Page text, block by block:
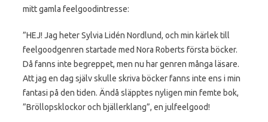
mitt gamla feelgoodintresse:
”HEJ! Jag heter Sylvia Lidén Nordlund, och min kärlek till
feelgoodgenren startade med Nora Roberts första böcker.
Då fanns inte begreppet, men nu har genren många läsare.
Att jag en dag själv skulle skriva böcker fanns inte ens i min
fantasi på den tiden. Ändå släpptes nyligen min femte bok,
”Bröllopsklockor och bjällerklang”, en julfeelgood!